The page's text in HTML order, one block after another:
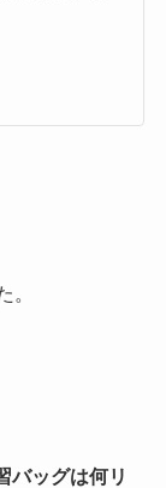
。
バッグは何リ